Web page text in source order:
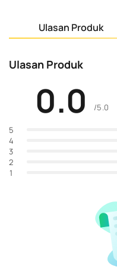
Ulasan Produk
Ulasan Produk
0.0 /5.0
5
4
3
2
1